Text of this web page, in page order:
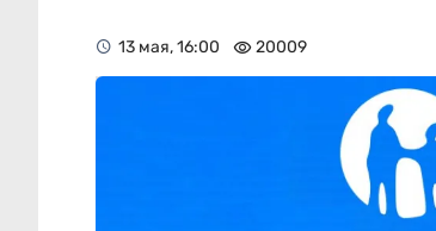
13 мая, 16:00 20009